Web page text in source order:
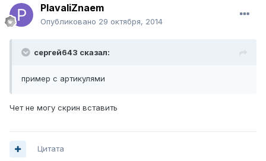
PlavaliZnaem
Опубликовано 29 октября, 2014
сергей643 сказал:
пример с артикулями
Чет не могу скрин вставить
Цитата